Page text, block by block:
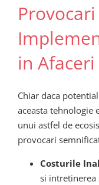
in Afaceri
Chiar daca
aceasta tehnologie
unui astfel de
provocari
Costurile
si intretinerea